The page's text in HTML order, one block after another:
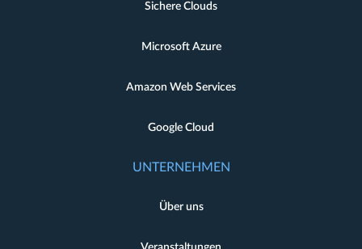
Sichere Clouds
Microsoft Azure
Amazon Web Services
Google Cloud
UNTERNEHMEN
Über uns